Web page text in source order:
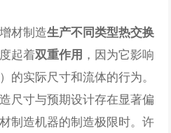
材制造生产不同类型热交换
起着双重作用 ，因为它影响
的实际尺寸和流体的行为。
尺寸与预期设计存在显著偏
制造机器的制造极限时。许